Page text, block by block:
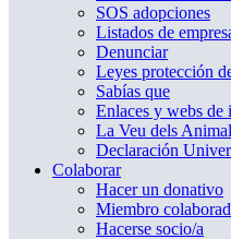
SOS adopciones
Listados de
Denunciar
Leyes protección
Sabías que
Enlaces y webs de
La Veu dels
Declaración
Colaborar
Hacer un donativo
Miembro
Hacerse socio/a